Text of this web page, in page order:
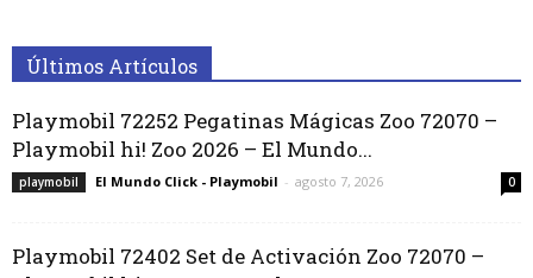
Últimos Artículos
Playmobil 72252 Pegatinas Mágicas Zoo 72070 –
Playmobil hi! Zoo 2026 – El Mundo...
playmobil El Mundo Click - Playmobil - agosto 7, 2026 0
Playmobil 72402 Set de Activación Zoo 72070 –